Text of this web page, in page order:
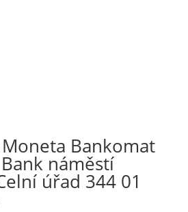
Bankomat
náměstí
úřad 344 01